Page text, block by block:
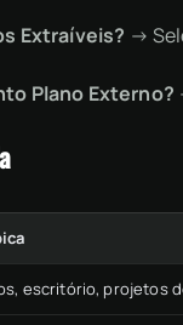
Extraíveis? →
Plano Externo?
escritório, projetos